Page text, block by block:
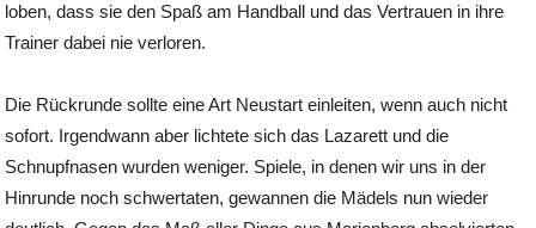
loben, dass sie den Spaß am Handball und das Vertrauen in ihre
Trainer dabei nie verloren.
Die Rückrunde sollte eine Art Neustart einleiten, wenn auch nicht
sofort. Irgendwann aber lichtete sich das Lazarett und die
Schnupfnasen wurden weniger. Spiele, in denen wir uns in der
Hinrunde noch schwertaten, gewannen die Mädels nun wieder